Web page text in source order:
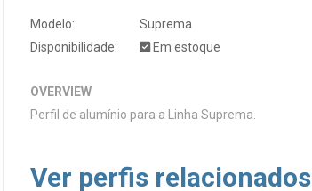
Modelo:
Suprema
Disponibilidade:
Em estoque
OVERVIEW
Perfil de alumínio para a Linha Suprema.
Ver perfis relacionados